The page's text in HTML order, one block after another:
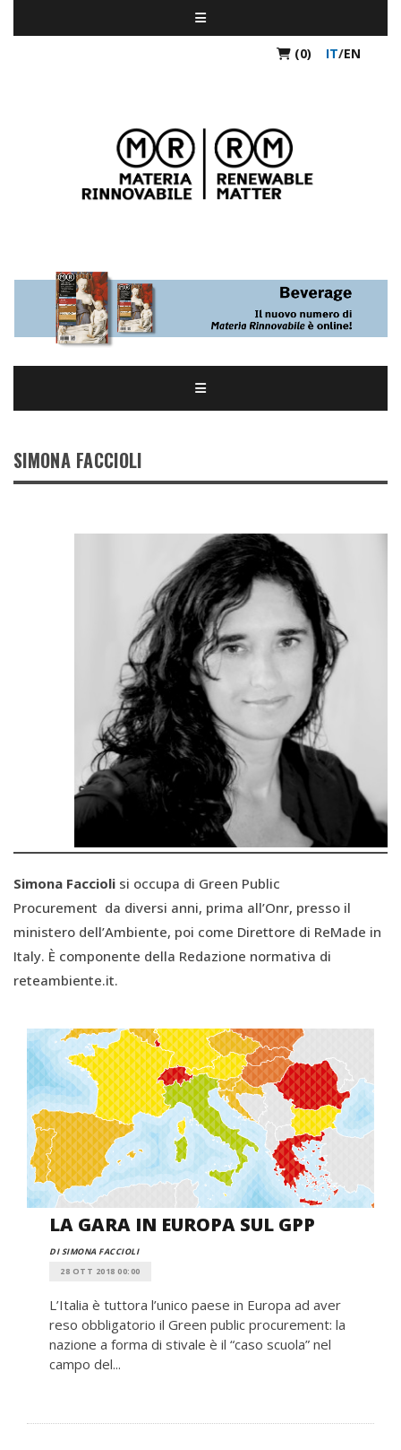
(0) IT/EN
SIMONA FACCIOLI
Simona Faccioli si occupa di Green Public
Procurement da diversi anni, prima all’Onr, presso il
ministero dell’Ambiente, poi come Direttore di ReMade in
Italy. È componente della Redazione normativa di
reteambiente.it.
LA GARA IN EUROPA SUL GPP
DI SIMONA FACCIOLI
28 OTT 2018 00:00
L’Italia è tuttora l’unico paese in Europa ad aver
reso obbligatorio il Green public procurement: la
nazione a forma di stivale è il “caso scuola” nel
campo del...